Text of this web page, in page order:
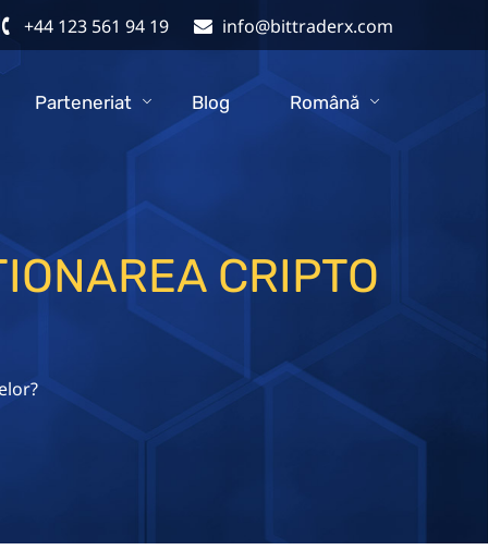
+44 123 561 94 19 info@bittraderx.com
Parteneriat Blog Română
CRIPTO